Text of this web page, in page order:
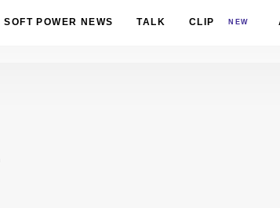
SOFT POWER NEWS TALK CLIP NEW